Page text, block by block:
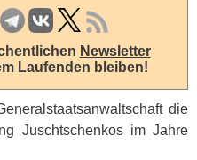
Newsletter
Laufenden bleiben!
die
Juschtschenkos im Jahre